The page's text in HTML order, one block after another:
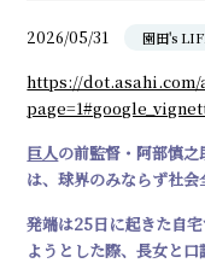
2026/05/31 園田's
https://
巨人の前監督・阿部慎
は、球界のみならず社
発端は25日に起きた自
ようとした際、長女と